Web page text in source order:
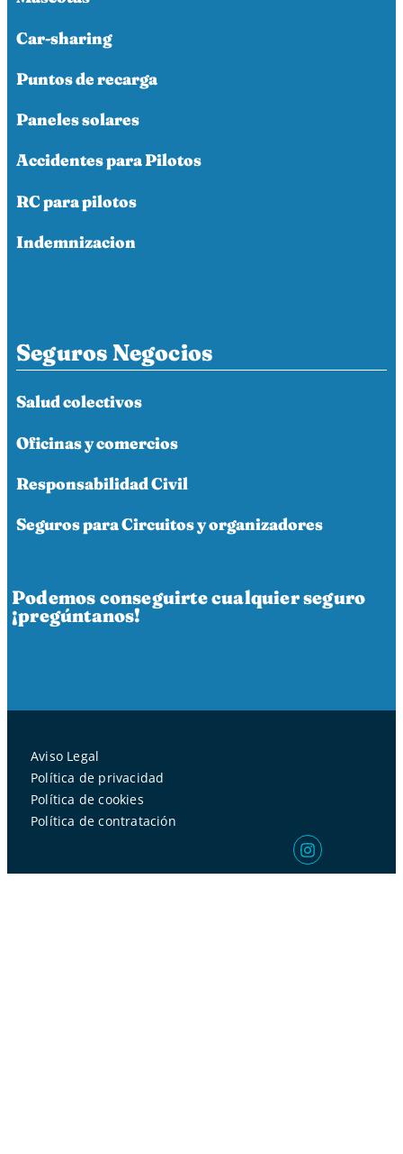
Car-sharing
Puntos de recarga
Paneles solares
Accidentes para Pilotos
RC para pilotos
Indemnizacion
Seguros Negocios
Salud colectivos
Oficinas y comercios
Responsabilidad Civil
Seguros para Circuitos y organizadores
Podemos conseguirte cualquier seguro
¡pregúntanos!
Aviso Legal
Política de privacidad
Política de cookies
Política de contratación